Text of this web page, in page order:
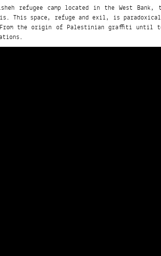
refugee camp located in the West
This space, refuge and exil, is
the origin of Palestinian graffiti until